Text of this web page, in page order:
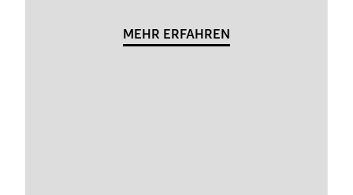
MEHR ERFAHREN